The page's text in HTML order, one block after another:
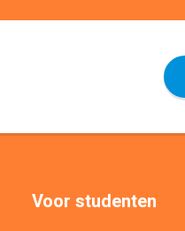
Voor studenten